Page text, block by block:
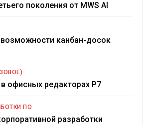
поколения от MWS AI
канбан-досок
в офисных редакторах Р7
ПО
разработки